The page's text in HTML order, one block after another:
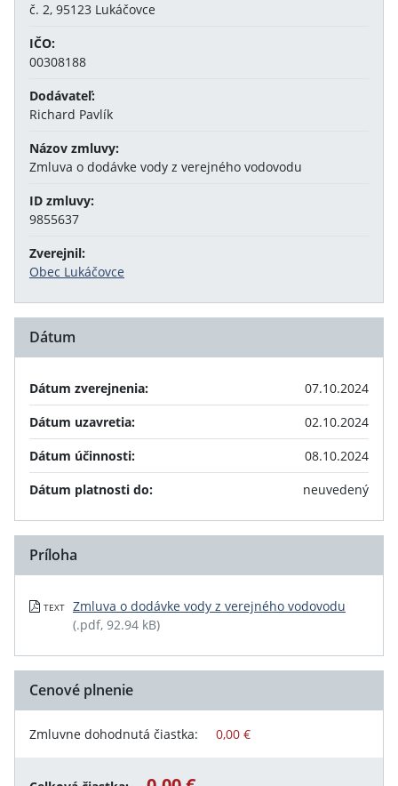
č. 2, 95123 Lukáčovce
IČO:
00308188
Dodávateľ:
Richard Pavlík
Názov zmluvy:
Zmluva o dodávke vody z verejného vodovodu
ID zmluvy:
9855637
Zverejnil:
Obec Lukáčovce
Dátum
Dátum zverejnenia:
07.10.2024
Dátum uzavretia:
02.10.2024
Dátum účinnosti:
08.10.2024
Dátum platnosti do:
neuvedený
Príloha
TEXT
Zmluva o dodávke vody z verejného vodovodu
(.pdf, 92.94 kB)
Cenové plnenie
Zmluvne dohodnutá čiastka: 0,00 €